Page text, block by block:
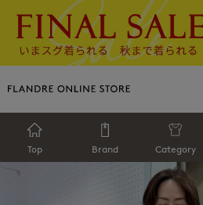
Top Brand Category